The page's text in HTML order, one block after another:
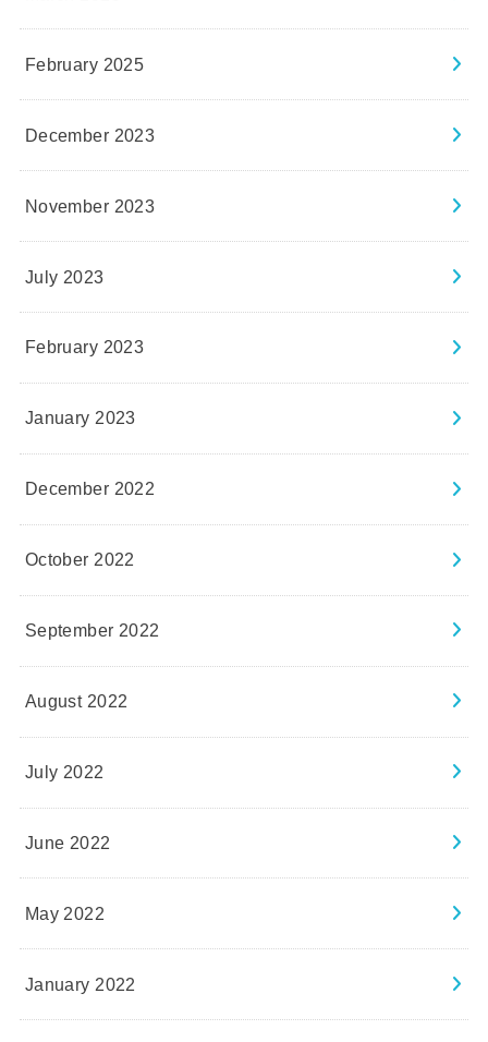
February 2025
December 2023
November 2023
July 2023
February 2023
January 2023
December 2022
October 2022
September 2022
August 2022
July 2022
June 2022
May 2022
January 2022